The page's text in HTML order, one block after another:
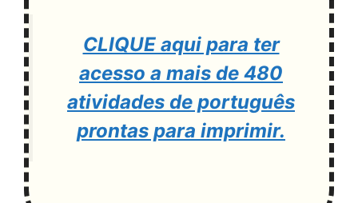
CLIQUE aqui para ter
acesso a mais de 480
atividades de português
prontas para imprimir.